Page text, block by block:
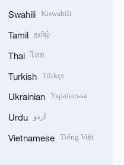
Swahili Kiswahili
Tamil தமிழ்
Thai ไทย
Turkish Türkçe
Ukrainian Українська
Urdu اردو
Vietnamese Tiếng Việt